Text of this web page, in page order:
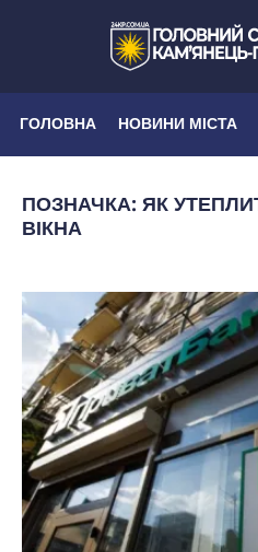
ГОЛОВНА НОВИНИ МІСТА
ПОЗНАЧКА: ЯК
ВІКНА